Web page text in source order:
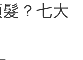
？七大